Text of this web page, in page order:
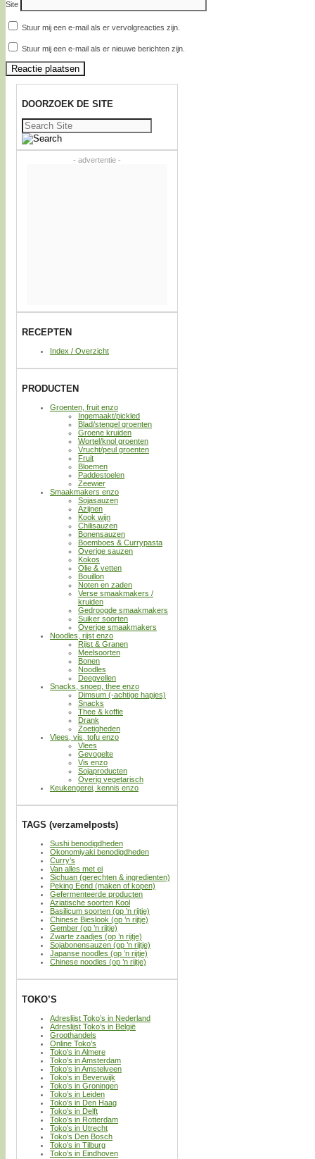
Site
Stuur mij een e-mail als er vervolgreacties zijn.
Stuur mij een e-mail als er nieuwe berichten zijn.
DOORZOEK DE SITE
Zoeken
naar:
- advertentie -
RECEPTEN
Index / Overzicht
PRODUCTEN
Groenten, fruit enzo
Ingemaakt/pickled
Blad/stengel groenten
Groene kruiden
Wortel/knol groenten
Vrucht/peul groenten
Fruit
Bloemen
Paddestoelen
Zeewier
Smaakmakers enzo
Sojasauzen
Azijnen
Kook wijn
Chilisauzen
Bonensauzen
Boemboes & Currypasta
Overige sauzen
Kokos
Olie & vetten
Bouillon
Noten en zaden
Verse smaakmakers /
kruiden
Gedroogde smaakmakers
Suiker soorten
Overige smaakmakers
Noodles, rijst enzo
Rijst & Granen
Meelsoorten
Bonen
Noodles
Deegvellen
Snacks, snoep, thee enzo
Dimsum (-achtige hapjes)
Snacks
Thee & koffie
Drank
Zoetigheden
Vlees, vis, tofu enzo
Vlees
Gevogelte
Vis enzo
Sojaproducten
Overig vegetarisch
Keukengerei, kennis enzo
TAGS (verzamelposts)
Sushi benodigdheden
Okonomiyaki benodigdheden
Curry’s
Van alles met ei
Sichuan (gerechten & ingredienten)
Peking Eend (maken of kopen)
Gefermenteerde producten
Aziatische soorten Kool
Basilicum soorten (op ’n rijtje)
Chinese Bieslook (op ’n rijtje)
Gember (op ’n rijtje)
Zwarte zaadjes (op ’n rijtje)
Sojabonensauzen (op ’n rijtje)
Japanse noodles (op ’n rijtje)
Chinese noodles (op ’n rijtje)
TOKO’S
Adreslijst Toko’s in Nederland
Adreslijst Toko’s in België
Groothandels
Online Toko’s
Toko’s in Almere
Toko’s in Amsterdam
Toko’s in Amstelveen
Toko’s in Beverwijk
Toko’s in Groningen
Toko’s in Leiden
Toko’s in Den Haag
Toko’s in Delft
Toko’s in Rotterdam
Toko’s in Utrecht
Toko’s Den Bosch
Toko’s in Tilburg
Toko’s in Eindhoven